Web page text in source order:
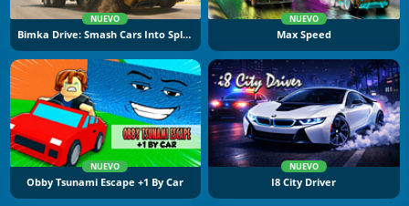
NUEVO
Bimka Drive: Smash Cars Into Splinters
NUEVO
Max Speed
NUEVO
Obby Tsunami Escape +1 By Car
NUEVO
I8 City Driver